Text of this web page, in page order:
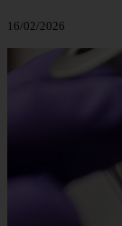
16/02/2026